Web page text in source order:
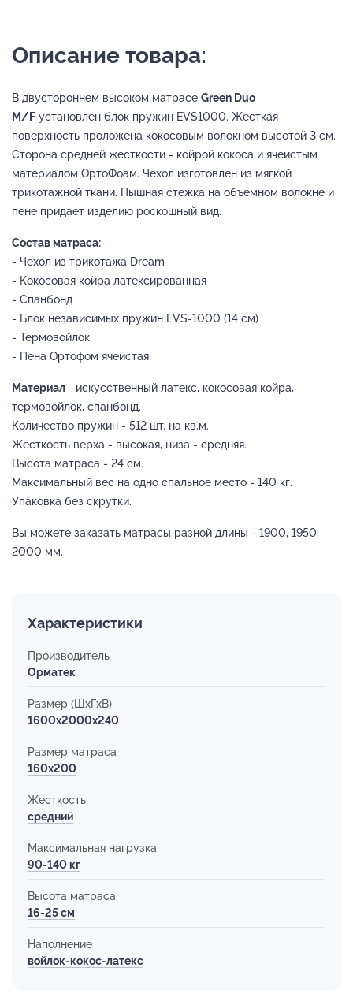
Описание товара:
В двустороннем высоком матрасе Green Duo
M/F установлен блок пружин EVS1000. Жесткая
поверхность проложена кокосовым волокном высотой 3 см.
Сторона средней жесткости - койрой кокоса и ячеистым
материалом ОртоФоам. Чехол изготовлен из мягкой
трикотажной ткани. Пышная стежка на объемном волокне и
пене придает изделию роскошный вид.
Состав матраса:
- Чехол из трикотажа Dream
- Кокосовая койра латексированная
- Спанбонд
- Блок независимых пружин EVS-1000 (14 см)
- Термовойлок
- Пена Ортофом ячеистая
Материал - искусственный латекс, кокосовая койра,
термовойлок, спанбонд.
Количество пружин - 512 шт. на кв.м.
Жесткость верха - высокая, низа - средняя.
Высота матраса - 24 см.
Максимальный вес на одно спальное место - 140 кг.
Упаковка без скрутки.
Вы можете заказать матрасы разной длины - 1900, 1950,
2000 мм.
Характеристики
Производитель
Орматек
Размер (ШхГхВ)
1600x2000x240
Размер матраса
160х200
Жесткость
средний
Максимальная нагрузка
90-140 кг
Высота матраса
16-25 см
Наполнение
войлок-кокос-латекс